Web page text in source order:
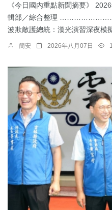
《今日國內重點新聞摘要》
輯部／綜合整理
波欺敵護總統：​漢光演習深夜模
簡安 2026年八月07日